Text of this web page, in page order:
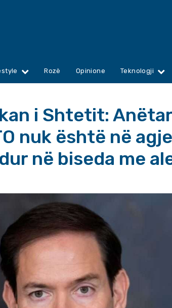
Rozë Opinione Teknologji
i Shtetit:
nuk është në
në biseda me